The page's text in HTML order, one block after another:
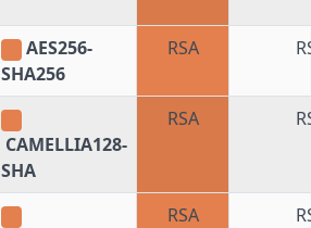
AES256-
SHA256
RSA
CAMELLIA128-
SHA
RSA
RSA